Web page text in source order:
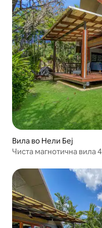
Вила во Нели Беј
Чиста магнотична вила 4